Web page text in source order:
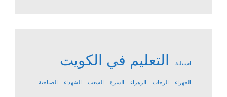
اشبيلية التعليم في الكويت
الجهراء الرحاب الزهراء السرة الشعب الشهداء الصباحية